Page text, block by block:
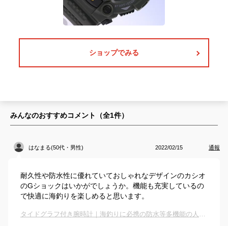
ショップでみる
みんなのおすすめコメント（全1件）
はなまる(50代・男性) 2022/02/15 通報
耐久性や防水性に優れていておしゃれなデザインのカシオ
のGショックはいかがでしょうか。機能も充実しているの
で快適に海釣りを楽しめると思います。
タイドグラフ付き腕時計｜海釣りに必携の防水等多機能の人気腕時計